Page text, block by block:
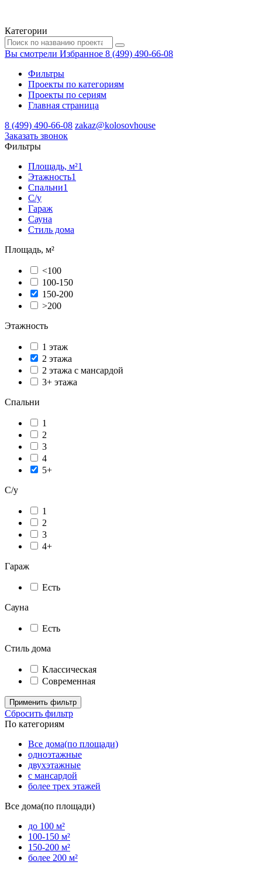
Категории
Вы смотрели Избранное 8 (499) 490-66-08
Фильтры
Проекты по категориям
Проекты по сериям
Главная страница
8 (499) 490-66-08 zakaz@kolosovhouse
3аказать звонок
Фильтры
Площадь, м²1
Этажность1
Спальни1
С/у
Гараж
Сауна
Стиль дома
Площадь, м²
<100
100-150
150-200
>200
Этажность
1 этаж
2 этажа
2 этажа с мансардой
3+ этажа
Спальни
1
2
3
4
5+
С/у
1
2
3
4+
Гараж
Есть
Сауна
Есть
Стиль дома
Классическая
Современная
Применить фильтр
Сбросить фильтр
По категориям
Все дома(по площади)
одноэтажные
двухэтажные
с мансардой
более трех этажей
Все дома(по площади)
до 100 м²
100-150 м²
150-200 м²
более 200 м²